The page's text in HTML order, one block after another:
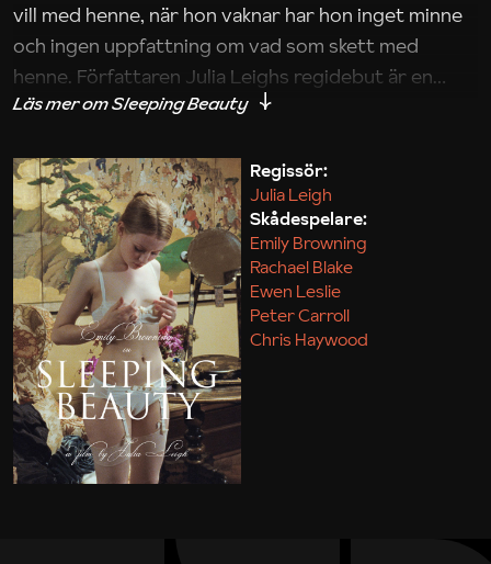
vill med henne, när hon vaknar har hon inget minne
och ingen uppfattning om vad som skett med
henne. Författaren Julia Leighs regidebut är en
märklig, obekväm och provocerande nedstigning i
arbetssamhälle. Sleeping Beauty rör sig bara
abstrakt kring Törnrosa-berättelsen den tagit sitt
namn från, istället lånar Julia Leigh friskt från både
genrefilm från sjuttiotalet och Stanley Kubricks sista
Eyes Wide Shut.
Regissör:
Julia Leigh
Skådespelare:
Emily Browning
Rachael Blake
Ewen Leslie
Peter Carroll
Chris Haywood